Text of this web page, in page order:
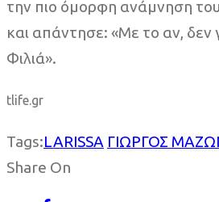
την πιο όμορφη ανάμνηση
και απάντησε: «Με το αν, δεν
Φιλιά».
tlife.gr
Tags:LARISSA ΓΙΩΡΓΟΣ
Share On